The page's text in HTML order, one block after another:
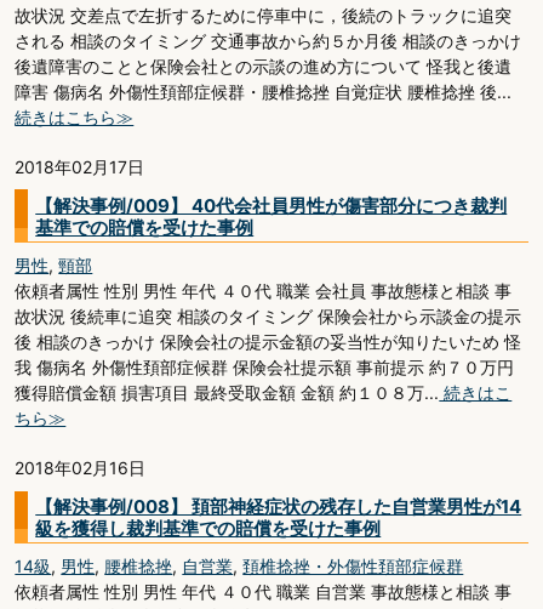
故状況 交差点で左折するために停車中に，後続のトラックに追突
される 相談のタイミング 交通事故から約５か月後 相談のきっかけ
後遺障害のことと保険会社との示談の進め方について 怪我と後遺
障害 傷病名 外傷性頚部症候群・腰椎捻挫 自覚症状 腰椎捻挫 後...
続きはこちら≫
2018年02月17日
【解決事例/009】 40代会社員男性が傷害部分につき裁判
基準での賠償を受けた事例
男性,頸部
依頼者属性 性別 男性 年代 ４０代 職業 会社員 事故態様と相談 事
故状況 後続車に追突 相談のタイミング 保険会社から示談金の提示
後 相談のきっかけ 保険会社の提示金額の妥当性が知りたいため 怪
我 傷病名 外傷性頚部症候群 保険会社提示額 事前提示 約７０万円
獲得賠償金額 損害項目 最終受取金額 金額 約１０８万... 続きはこ
ちら≫
2018年02月16日
【解決事例/008】 頚部神経症状の残存した自営業男性が14
級を獲得し裁判基準での賠償を受けた事例
14級, 男性, 腰椎捻挫, 自営業,頚椎捻挫・外傷性頚部症候群
依頼者属性 性別 男性 年代 ４０代 職業 自営業 事故態様と相談 事